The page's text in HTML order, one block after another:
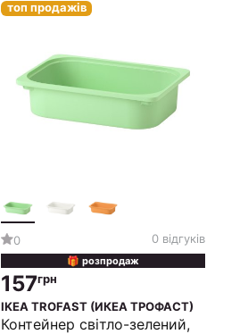
топ продажів
0 0 відгуків
🎁 розпродаж
157грн
IKEA TROFAST (ИКЕА ТРОФАСТ)
Контейнер світло-зелений,